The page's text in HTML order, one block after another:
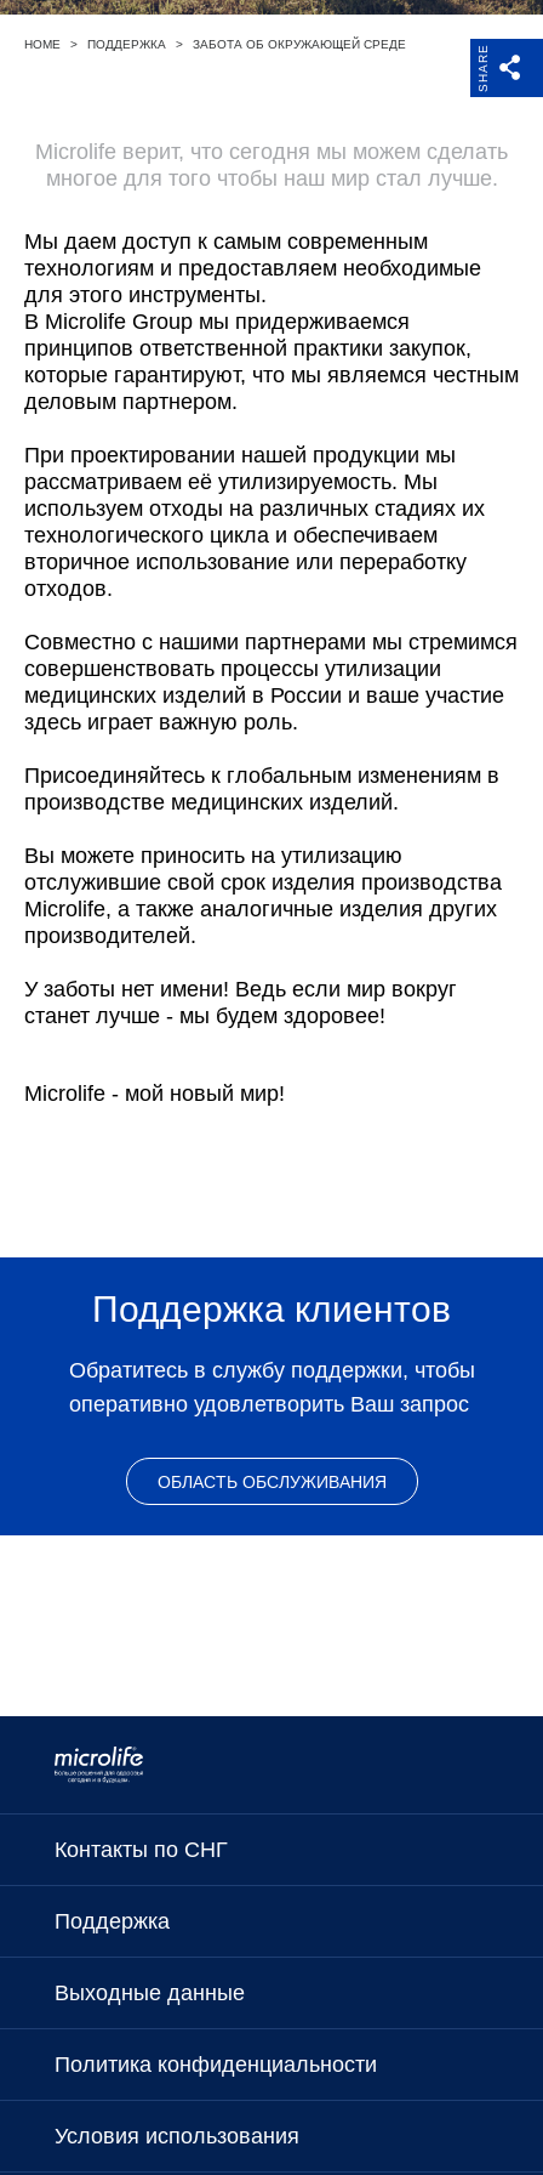
Поддержка
HOME > ПОДДЕРЖКА > ЗАБОТА ОБ ОКРУЖАЮЩЕЙ СРЕДЕ SHARE
Microlife верит, что сегодня мы можем сделать
многое для того чтобы наш мир стал лучше.
Мы даем доступ к самым современным
технологиям и предоставляем необходимые
для этого инструменты.
В Microlife Group мы придерживаемся
принципов ответственной практики закупок,
которые гарантируют, что мы являемся честным
деловым партнером.
При проектировании нашей продукции мы
рассматриваем её утилизируемость. Мы
используем отходы на различных стадиях их
технологического цикла и обеспечиваем
вторичное использование или переработку
отходов.
Совместно с нашими партнерами мы стремимся
совершенствовать процессы утилизации
медицинских изделий в России и ваше участие
здесь играет важную роль.
Присоединяйтесь к глобальным изменениям в
производстве медицинских изделий.
Вы можете приносить на утилизацию
отслужившие свой срок изделия производства
Microlife, а также аналогичные изделия других
производителей.
У заботы нет имени! Ведь если мир вокруг
станет лучше - мы будем здоровее!
Microlife - мой новый мир!
Поддержка клиентов
Обратитесь в службу поддержки, чтобы
оперативно удовлетворить Ваш запрос
ОБЛАСТЬ ОБСЛУЖИВАНИЯ
Контакты по СНГ
Поддержка
Выходные данные
Политика конфиденциальности
Условия использования